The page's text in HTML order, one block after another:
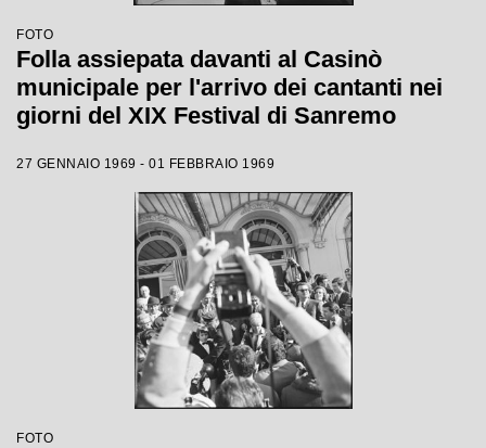
FOTO
Folla assiepata davanti al Casinò
municipale per l'arrivo dei cantanti nei
giorni del XIX Festival di Sanremo
27 GENNAIO 1969 - 01 FEBBRAIO 1969
FOTO